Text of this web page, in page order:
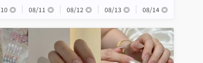
◎ 08/11 ◎ 08/12 ◎ 08/13 ◎ 08/14 ◎